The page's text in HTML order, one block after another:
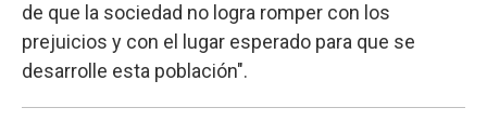
de que la sociedad no logra romper con los
prejuicios y con el lugar esperado para que se
desarrolle esta población".